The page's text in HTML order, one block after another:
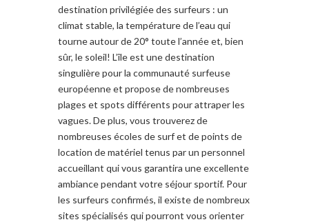
destination privilégiée des surfeurs : un
climat stable, la température de l’eau qui
tourne autour de 20° toute l’année et, bien
sûr, le soleil! L’île est une destination
singulière pour la communauté surfeuse
européenne et propose de nombreuses
plages et spots différents pour attraper les
vagues. De plus, vous trouverez de
nombreuses écoles de surf et de points de
location de matériel tenus par un personnel
accueillant qui vous garantira une excellente
ambiance pendant votre séjour sportif. Pour
les surfeurs confirmés, il existe de nombreux
sites spécialisés qui pourront vous orienter